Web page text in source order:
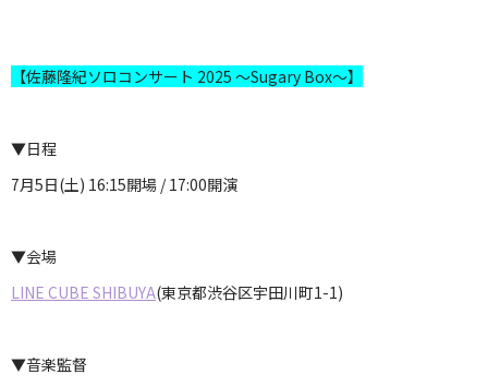
【佐藤隆紀ソロコンサート 2025 ～Sugary Box～】
▼日程
7月5日(土) 16:15開場 / 17:00開演
▼会場
LINE CUBE SHIBUYA(東京都渋谷区宇田川町1-1)
▼音楽監督